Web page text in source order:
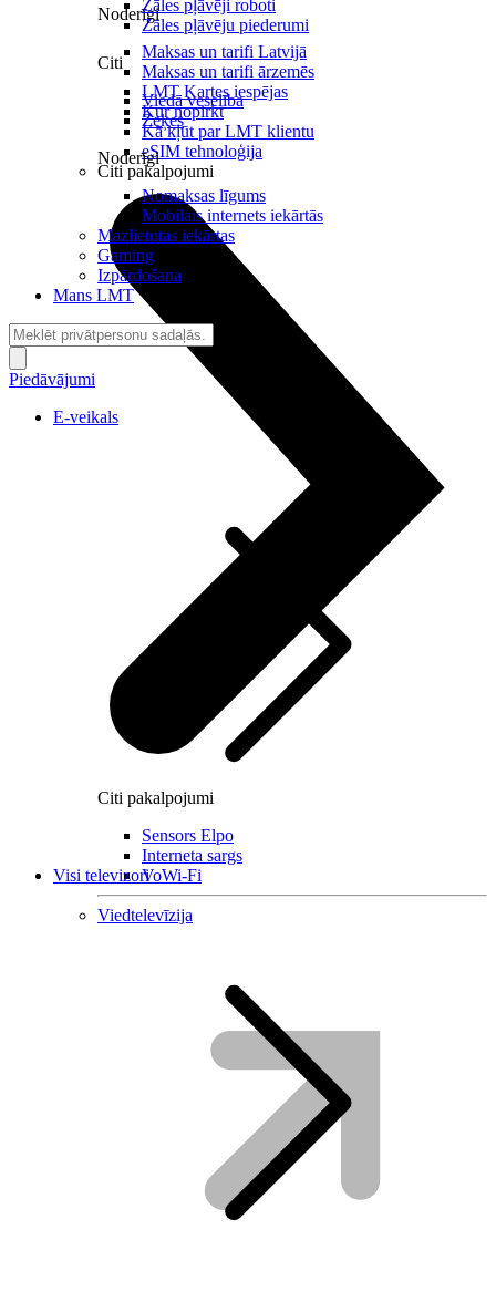
Noderīgi
Maksas un tarifi Latvijā
Maksas un tarifi ārzemēs
LMT Kartes iespējas
Kur nopirkt
Kā kļūt par LMT klientu
eSIM tehnoloģija
Citi pakalpojumi
Citi pakalpojumi
Sensors Elpo
Interneta sargs
VoWi-Fi
Viedtelevīzija
Zāles pļāvēji roboti
Zāles pļāvēju piederumi
Citi
Viedā veselība
Zeķes
Noderīgi
Nomaksas līgums
Mobilais internets iekārtās
Mazlietotas iekārtas
Gaming
Izpārdošana
Mans LMT
Piedāvājumi
E-veikals
Visi televizori